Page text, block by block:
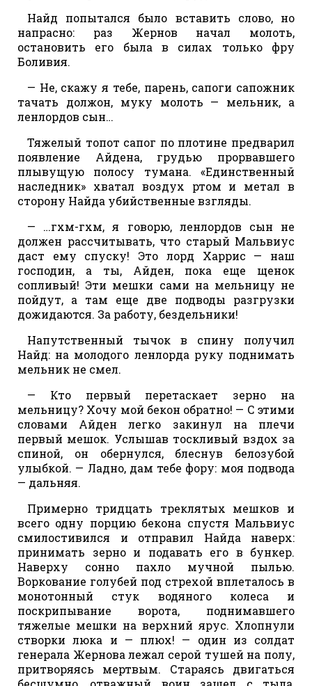
Найд попытался было вставить слово, но
напрасно: раз Жернов начал молоть,
остановить его была в силах только фру
Боливия.
— Не, скажу я тебе, парень, сапоги сапожник
тачать должон, муку молоть — мельник, а
ленлордов сын…
Тяжелый топот сапог по плотине предварил
появление Айдена, грудью прорвавшего
плывущую полосу тумана. «Единственный
наследник» хватал воздух ртом и метал в
сторону Найда убийственные взгляды.
— …гхм-гхм, я говорю, ленлордов сын не
должен рассчитывать, что старый Мальвиус
даст ему спуску! Это лорд Харрис — наш
господин, а ты, Айден, пока еще щенок
сопливый! Эти мешки сами на мельницу не
пойдут, а там еще две подводы разгрузки
дожидаются. За работу, бездельники!
Напутственный тычок в спину получил
Найд: на молодого ленлорда руку поднимать
мельник не смел.
— Кто первый перетаскает зерно на
мельницу? Хочу мой бекон обратно! — С этими
словами Айден легко закинул на плечи
первый мешок. Услышав тоскливый вздох за
спиной, он обернулся, блеснув белозубой
улыбкой. — Ладно, дам тебе фору: моя подвода
— дальняя.
Примерно тридцать треклятых мешков и
всего одну порцию бекона спустя Мальвиус
смилостивился и отправил Найда наверх:
принимать зерно и подавать его в бункер.
Наверху сонно пахло мучной пылью.
Воркование голубей под стрехой вплеталось в
монотонный стук водяного колеса и
поскрипывание ворота, поднимавшего
тяжелые мешки на верхний ярус. Хлопнули
створки люка и — плюх! — один из солдат
генерала Жернова лежал серой тушей на полу,
притворяясь мертвым. Стараясь двигаться